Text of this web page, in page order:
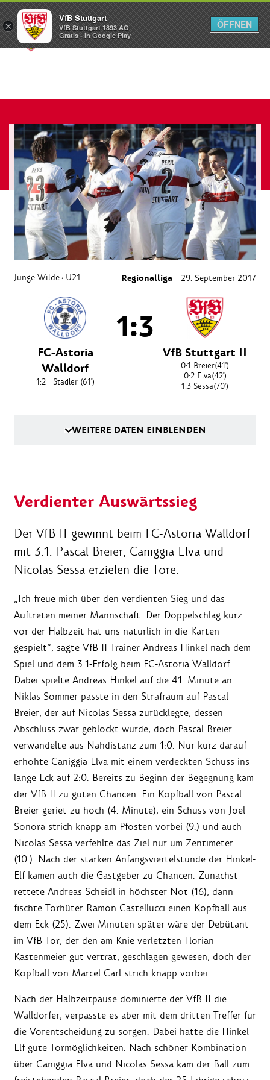
Menü
Junge Wilde › U21 Regionalliga 29. September 2017
FC-Astoria
Walldorf
1:2 Stadler(61')
1:3
VfB Stuttgart II
0:1 Breier(41')
0:2 Elva(42')
1:3 Sessa(70')
WEITERE DATEN EINBLENDEN
Verdienter Auswärtssieg
Der VfB II gewinnt beim FC-Astoria Walldorf
mit 3:1. Pascal Breier, Caniggia Elva und
Nicolas Sessa erzielen die Tore.
„Ich freue mich über den verdienten Sieg und das
Auftreten meiner Mannschaft. Der Doppelschlag kurz
vor der Halbzeit hat uns natürlich in die Karten
gespielt“, sagte VfB II Trainer Andreas Hinkel nach dem
Spiel und dem 3:1-Erfolg beim FC-Astoria Walldorf.
Dabei spielte Andreas Hinkel auf die 41. Minute an.
Niklas Sommer passte in den Strafraum auf Pascal
Breier, der auf Nicolas Sessa zurücklegte, dessen
Abschluss zwar geblockt wurde, doch Pascal Breier
verwandelte aus Nahdistanz zum 1:0. Nur kurz darauf
erhöhte Caniggia Elva mit einem verdeckten Schuss ins
lange Eck auf 2:0. Bereits zu Beginn der Begegnung kam
der VfB II zu guten Chancen. Ein Kopfball von Pascal
Breier geriet zu hoch (4. Minute), ein Schuss von Joel
Sonora strich knapp am Pfosten vorbei (9.) und auch
Nicolas Sessa verfehlte das Ziel nur um Zentimeter
(10.). Nach der starken Anfangsviertelstunde der Hinkel-
Elf kamen auch die Gastgeber zu Chancen. Zunächst
rettete Andreas Scheidl in höchster Not (16), dann
fischte Torhüter Ramon Castellucci einen Kopfball aus
dem Eck (25). Zwei Minuten später wäre der Debütant
im VfB Tor, der den am Knie verletzten Florian
Kastenmeier gut vertrat, geschlagen gewesen, doch der
Kopfball von Marcel Carl strich knapp vorbei.
Nach der Halbzeitpause dominierte der VfB II die
Walldorfer, verpasste es aber mit dem dritten Treffer für
die Vorentscheidung zu sorgen. Dabei hatte die Hinkel-
Elf gute Tormöglichkeiten. Nach schöner Kombination
über Caniggia Elva und Nicolas Sessa kam der Ball zum
×
VfB Stuttgart
VfB Stuttgart 1893 AG
Gratis - In Google Play
ÖFFNEN